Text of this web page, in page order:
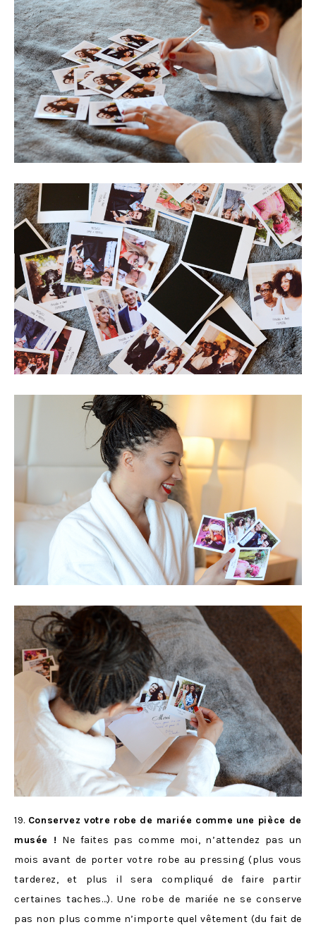
19. Conservez votre robe de mariée comme une pièce de
musée ! Ne faites pas comme moi, n’attendez pas un
mois avant de porter votre robe au pressing (plus vous
tarderez, et plus il sera compliqué de faire partir
certaines taches…). Une robe de mariée ne se conserve
pas non plus comme n’importe quel vêtement (du fait de